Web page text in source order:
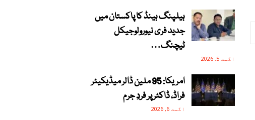
ہیلپنگ ہینڈ کا پاکستان میں
جدید فری نیورولوجیکل
ٹیچنگ…
اگست 5, 2026
امریکا: 95 ملین ڈالر میڈیکیئر
فراڈ، ڈاکٹر پر فردِ جرم
اگست 6, 2026